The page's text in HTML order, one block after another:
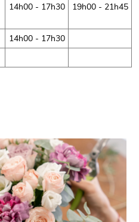
14h00 - 17h30 19h00 - 21h45
14h00 - 17h30